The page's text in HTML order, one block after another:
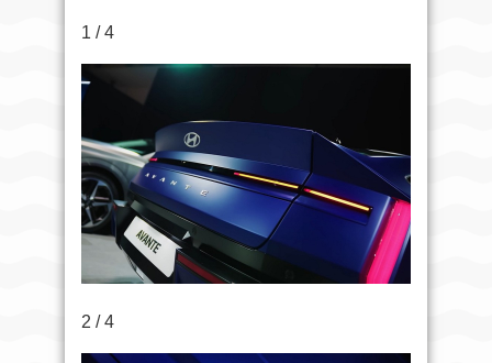
1 / 4
2 / 4